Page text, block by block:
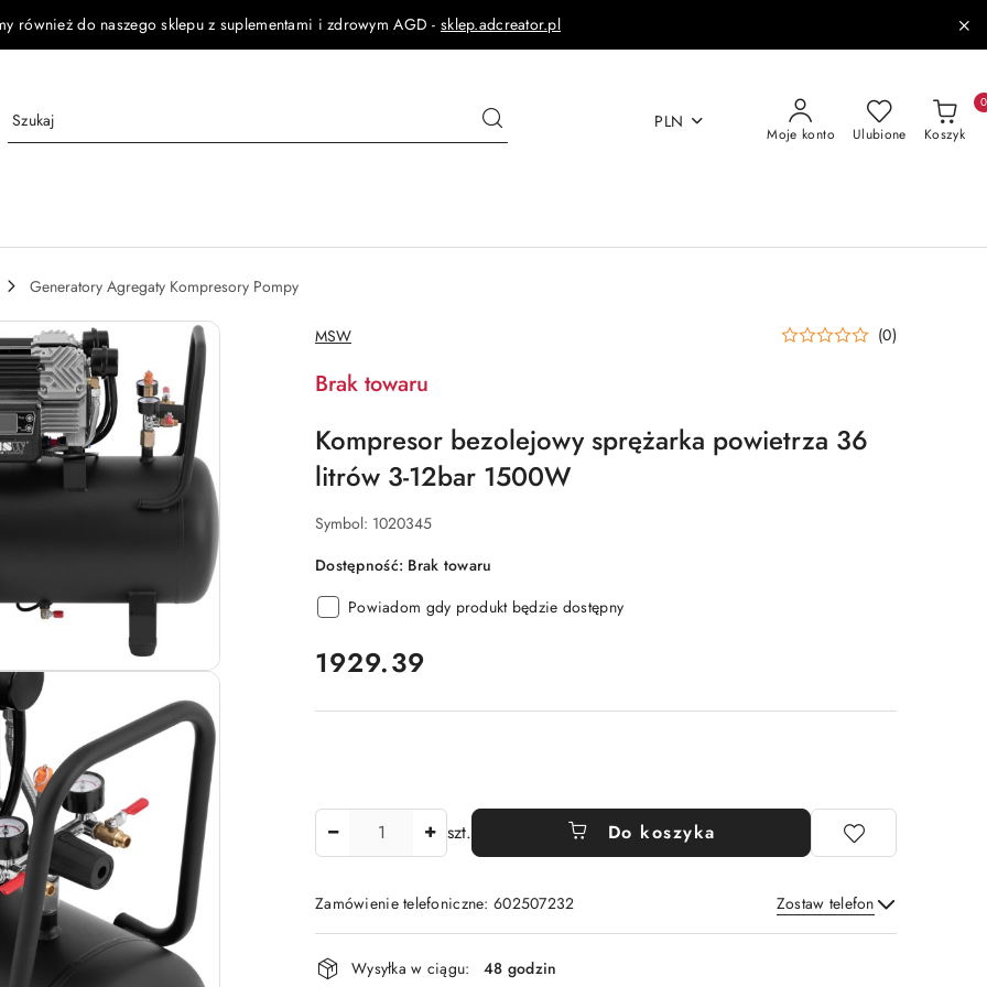
również do naszego sklepu z suplementami i zdrowym AGD - sklep.adcreator.pl
PLN
Moje konto Ulubione Koszyk
0
Generatory Agregaty Kompresory Pompy
NAZWA
PRODUCENTA:
MSW (0)
Brak towaru
Kompresor bezolejowy sprężarka powietrza 36
litrów 3-12bar 1500W
Symbol: 1020345
Dostępność: Brak towaru
Powiadom gdy produkt będzie dostępny
cena:
1929.39
szt. Do koszyka
Zamówienie telefoniczne: 602507232 Zostaw telefon
Wyślij
Dostępność
Wysyłka w ciągu:
48 godzin